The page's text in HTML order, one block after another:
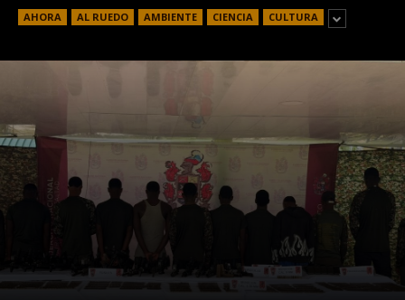
AHORA AL RUEDO AMBIENTE CIENCIA CULTURA